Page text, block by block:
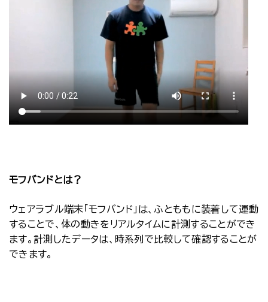
モフバンドとは？
ウェアラブル端末「モフバンド」は、ふとももに装着して運動
することで、体の動きをリアルタイムに計測することができ
ます。計測したデータは、時系列で比較して確認することが
できます。